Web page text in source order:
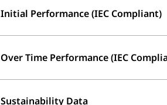
Initial Performance (IEC Compliant)
Over Time Performance (IEC
Sustainability Data